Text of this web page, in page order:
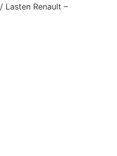
/ Lasten Renault –